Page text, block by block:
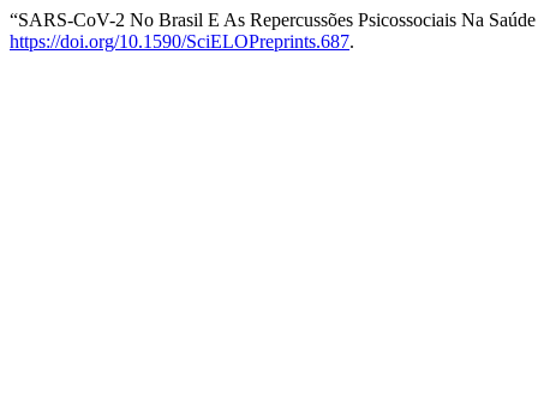
“SARS-CoV-2 No Brasil E As Repercussões Psicossociais Na
https://doi.org/10.1590/SciELOPreprints.687.